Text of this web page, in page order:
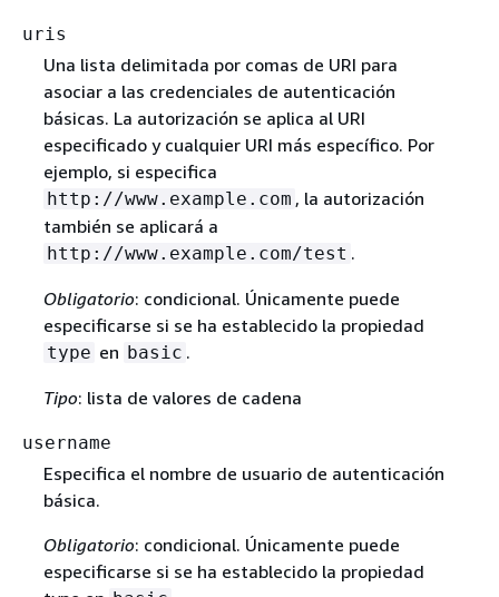
uris
Una lista delimitada por comas de URI para
asociar a las credenciales de autenticación
básicas. La autorización se aplica al URI
especificado y cualquier URI más específico. Por
ejemplo, si especifica
http://www.example.com , la autorización
también se aplicará a
http://www.example.com/test .
Obligatorio: condicional. Únicamente puede
especificarse si se ha establecido la propiedad
type en basic .
Tipo: lista de valores de cadena
username
Especifica el nombre de usuario de autenticación
básica.
Obligatorio: condicional. Únicamente puede
especificarse si se ha establecido la propiedad